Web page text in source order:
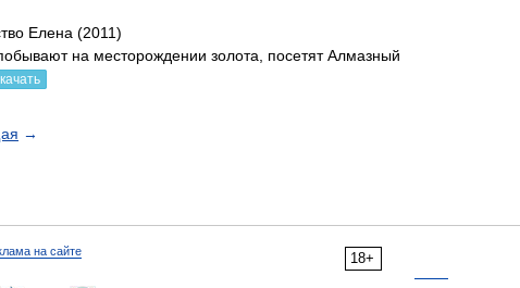
Елена (2011)
на месторождении золота, посетят Алмазный
→
18+
на сайте